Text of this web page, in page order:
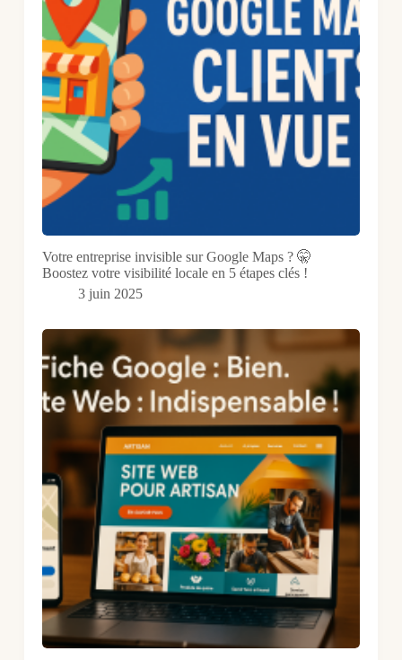
Votre entreprise invisible sur Google Maps ? 🤫
Boostez votre visibilité locale en 5 étapes clés !
3 juin 2025